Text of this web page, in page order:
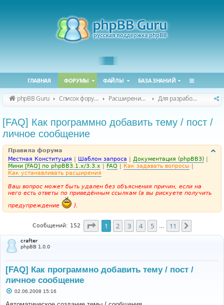
ГЛАВНАЯ ФОРУМЫ ФАЙЛЫ БАЗА ЗНАНИЙ
phpBB Guru Список форумов Расширения phpBB Для разработчиков
[FAQ] Как программно добавить тему / пост /
личное сообщение
Правила форума
Местная Конституция | Шаблон запроса | Документация (phpBB3) |
Мини [FAQ] по phpBB3.1.x/3.3.x | FAQ | Как задавать вопросы |
Как устанавливать расширения
Ваш вопрос может быть удален без объяснения причин, если на
него есть ответы по приведённым ссылкам (а вы рискуете получить
предупреждение
).
Сообщений: 152 Страница 1 из11
1 2 3 4 5 11
crafter
phpBB 1.0.0
[FAQ] Как программно добавить тему / пост /
личное сообщение
С
о
02.06.2008 15:16